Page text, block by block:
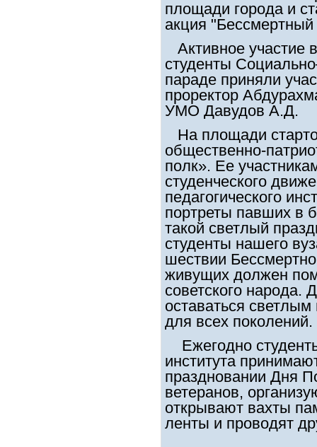
площади города и
акция "Бессмертный
Активное участие
студенты
параде приняли
проректор
УМО Давудов А.Д.
На площади
общественно-
полк». Ее
студенческого
педагогического
портреты павших в
такой светлый
студенты нашего
шествии
живущих должен
советского
оставаться
для всех поколений.
Ежегодно
института
праздновании Дня
ветеранов,
открывают вахты
ленты и проводят